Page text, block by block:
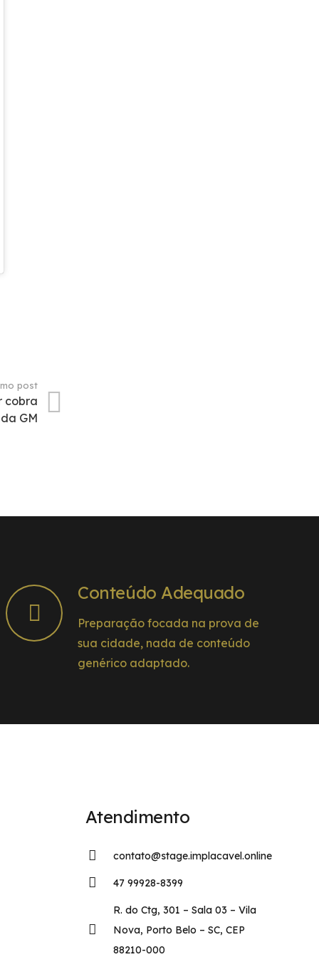
post
cobra
GM
Conteúdo Adequado
Preparação focada na prova de
sua cidade, nada de conteúdo
genérico adaptado.
Atendimento
contato@stage.implacavel.online
47 99928-8399
R. do Ctg, 301 – Sala 03 – Vila
Nova, Porto Belo – SC, CEP
88210-000